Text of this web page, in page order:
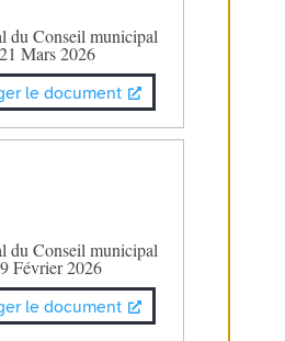
du Conseil municipal
Mars 2026
le document
du Conseil municipal
Février 2026
le document